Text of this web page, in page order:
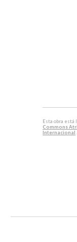
Esta obra está
Commons
Internacional